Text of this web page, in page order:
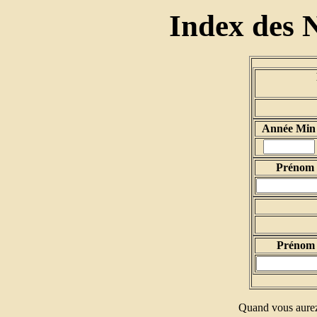
Index des
Année Min
Prénom
Prénom
Quand vous